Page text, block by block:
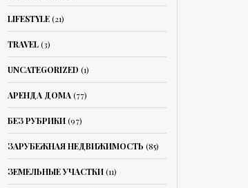
LIFESTYLE(21)
TRAVEL(3)
UNCATEGORIZED (1)
АРЕНДА ДОМА(77)
БЕЗ РУБРИКИ(97)
ЗАРУБЕЖНАЯ НЕДВИЖИМОСТЬ (85)
ЗЕМЕЛЬНЫЕ УЧАСТКИ(11)